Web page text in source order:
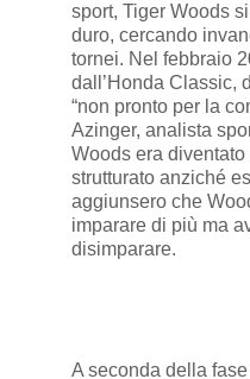
sport, Tiger Woods
duro, cercando
tornei. Nel febbraio
dall’Honda Classic,
“non pronto per la
Azinger, analista
Woods era diventato
strutturato anziché
aggiunsero che
imparare di più ma
disimparare.
A seconda della